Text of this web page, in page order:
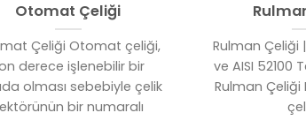
Otomat Çeliği
Çeliği Otomat çeliği,
derece işlenebilir bir
olması sebebiyle çelik
bir numaralı
Rulman Çeliği
ve AISI 52100
Rulman Çeliği